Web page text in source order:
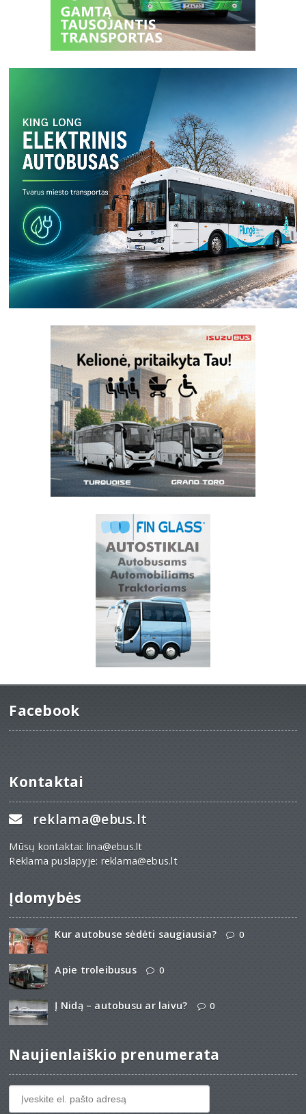
Facebook
Kontaktai
reklama@ebus.lt
Mūsų kontaktai: lina@ebus.lt
Reklama puslapyje: reklama@ebus.lt
Įdomybės
Kur autobuse sėdėti saugiausia? 0
Apie troleibusus 0
Į Nidą – autobusu ar laivu? 0
Naujienlaiškio prenumerata